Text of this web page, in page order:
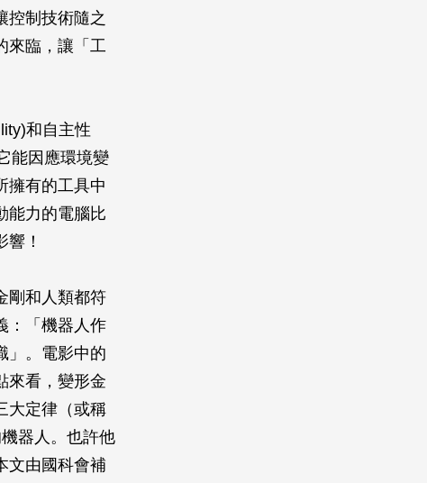
控制技術隨之
來臨，讓「工
和自主性
能因應環境變
擁有的工具中
能力的電腦比
！
剛和人類都符
：「機器人作
」。電影中的
來看，變形金
大定律（或稱
器人。也許他
文由國科會補